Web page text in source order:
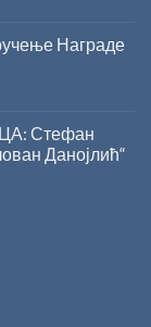
Награде
Стефан
Данојлић“